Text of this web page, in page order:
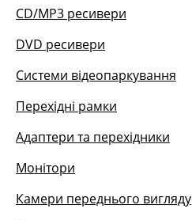
CD/MP3 ресивери
DVD ресивери
Системи відеопаркування
Перехідні рамки
Адаптери та перехідники
Монітори
Камери переднього вигляду